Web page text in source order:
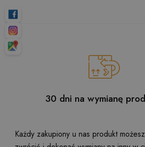
30 dni na wymianę
Każdy zakupiony u nas produkt